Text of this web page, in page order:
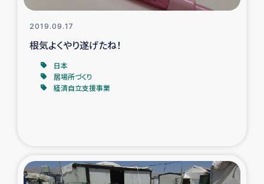
2019.09.17
根気よくやり遂げたね！
日本
居場所づくり
経済自立支援事業